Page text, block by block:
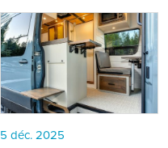
5 déc. 2025